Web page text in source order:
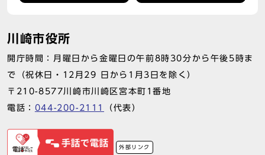
川崎市役所
開庁時間：月曜日から金曜日の午前8時30分から午後5時ま
で（祝休日・12月29 日から1月3日を除く）
〒210-8577川崎市川崎区宮本町1番地
電話： 044-200-2111 （代表）
外部リンク